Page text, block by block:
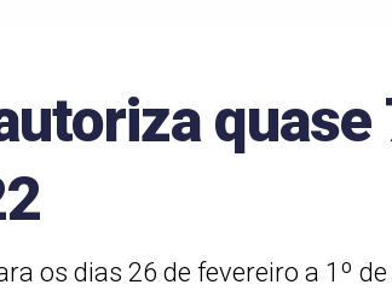
os dias 26 de fevereiro a 1º